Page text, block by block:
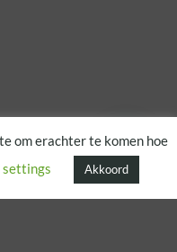
om erachter te komen hoe
settings Akkoord